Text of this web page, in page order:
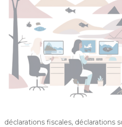
déclarations fiscales, déclarations